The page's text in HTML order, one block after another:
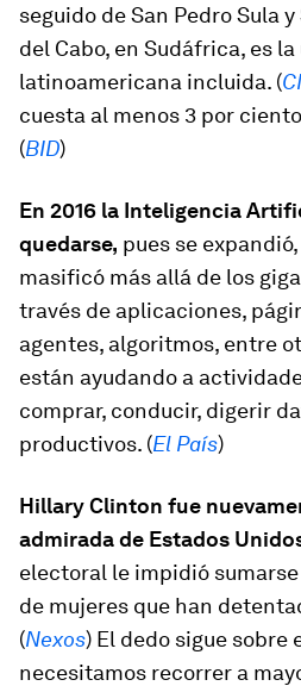
seguido de San Pedro Sula
del Cabo, en Sudáfrica, es
latinoamericana incluida. (
cuesta al menos 3 por
(BID)
En 2016 la Inteligencia
quedarse, pues se
masificó más allá de los
través de aplicaciones,
agentes, algoritmos, entre
están ayudando a
comprar, conducir, digerir
productivos. (El País)
Hillary Clinton fue
admirada de Estados
electoral le impidió
de mujeres que han
(Nexos) El dedo sigue sobre
necesitamos recorrer a